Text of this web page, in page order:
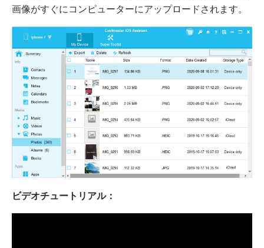
画像がすぐにコンピューターにアップロードされます。
ビデオチュートリアル：